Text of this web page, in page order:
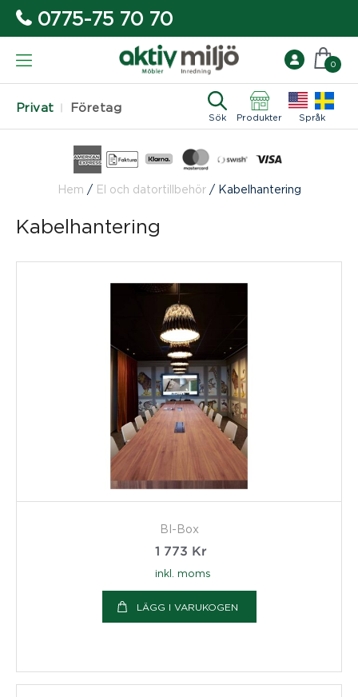
0775-75 70 70
Privat Företag
Sök Produkter Språk
0
Hem / El och datortillbehör/ Kabelhantering
Kabelhantering
BI-Box
1 773 Kr
inkl. moms
LÄGG I VARUKOGEN